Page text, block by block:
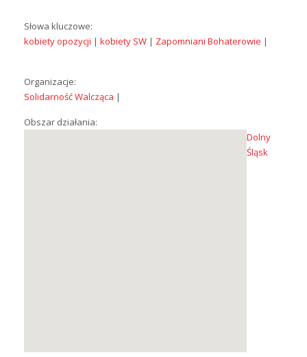
Słowa kluczowe:
kobiety opozycji | kobiety SW | Zapomniani Bohaterowie |
Organizacje:
Solidarność Walcząca |
Obszar działania:
Dolny
Śląsk